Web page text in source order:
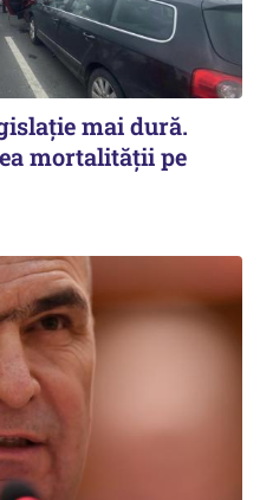
mai dură.
mortalității pe